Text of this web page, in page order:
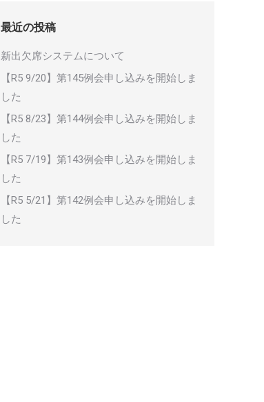
最近の投稿
新出欠席システムについて
【R5 9/20】第145例会申し込みを開始しま
した
【R5 8/23】第144例会申し込みを開始しま
した
【R5 7/19】第143例会申し込みを開始しま
した
【R5 5/21】第142例会申し込みを開始しま
した